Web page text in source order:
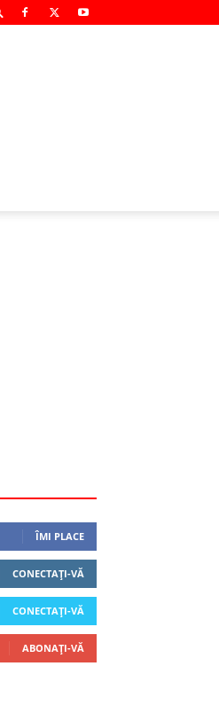
ÎMI PLACE
CONECTAȚI-VĂ
CONECTAȚI-VĂ
ABONAȚI-VĂ